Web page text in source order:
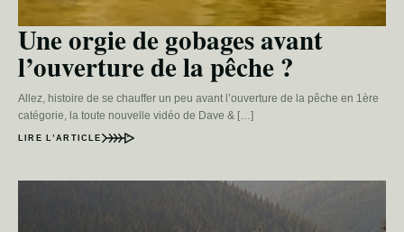
Une orgie de gobages avant
l’ouverture de la pêche ?
Allez, histoire de se chauffer un peu avant l’ouverture de la pêche en 1ère
catégorie, la toute nouvelle vidéo de Dave & […]
LIRE L’ARTICLE